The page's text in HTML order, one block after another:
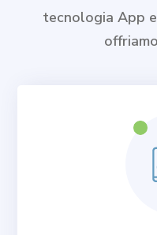
tecnologia App